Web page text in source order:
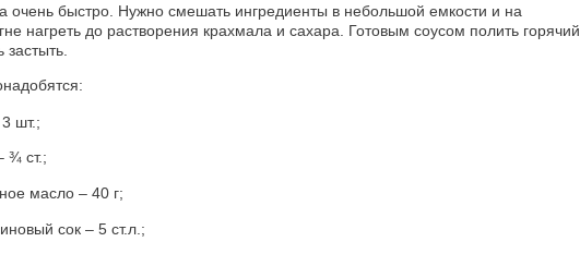
очень быстро. Нужно смешать ингредиенты в небольшой емкости и на
нагреть до растворения крахмала и сахара. Готовым соусом полить горячий
застыть.
шт.;
¾ ст.;
масло – 40 г;
сок – 5 ст.л.;